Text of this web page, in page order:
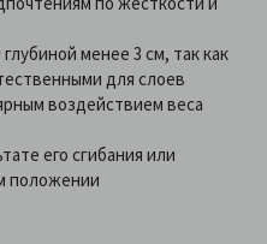
менее 3 см, так как
для слоев
воздействием веса
его сгибания или
положении